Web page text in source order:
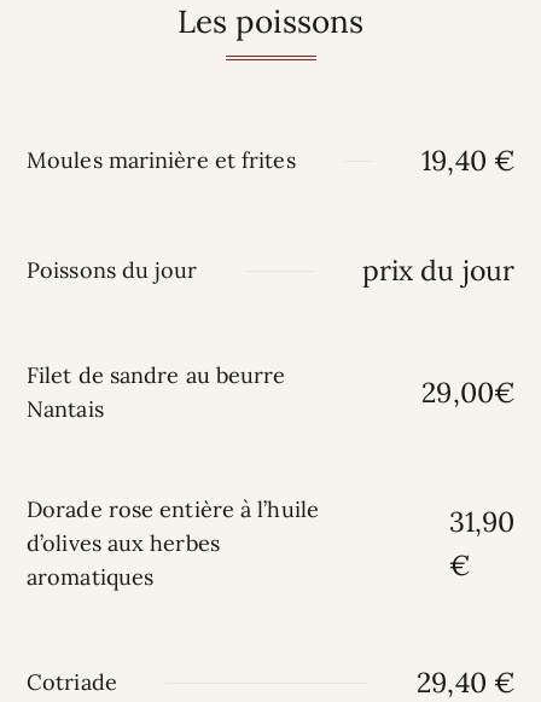
Les poissons
Moules marinière et frites 19,40 €
Poissons du jour prix du jour
Filet de sandre au beurre
Nantais
29,00€
Dorade rose entière à l’huile
d’olives aux herbes
aromatiques
31,90
€
Cotriade 29,40 €